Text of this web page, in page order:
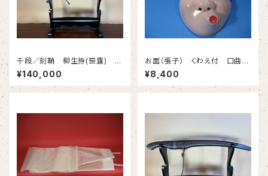
千段／刻鞘 柳生拵(笹露) 小
刀(合金) #618
¥140,000
お面（張子） くわえ付 口曲が
り
¥8,400